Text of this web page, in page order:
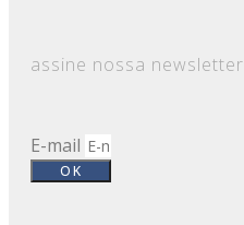
assine nossa newsletter
E-mail
OK